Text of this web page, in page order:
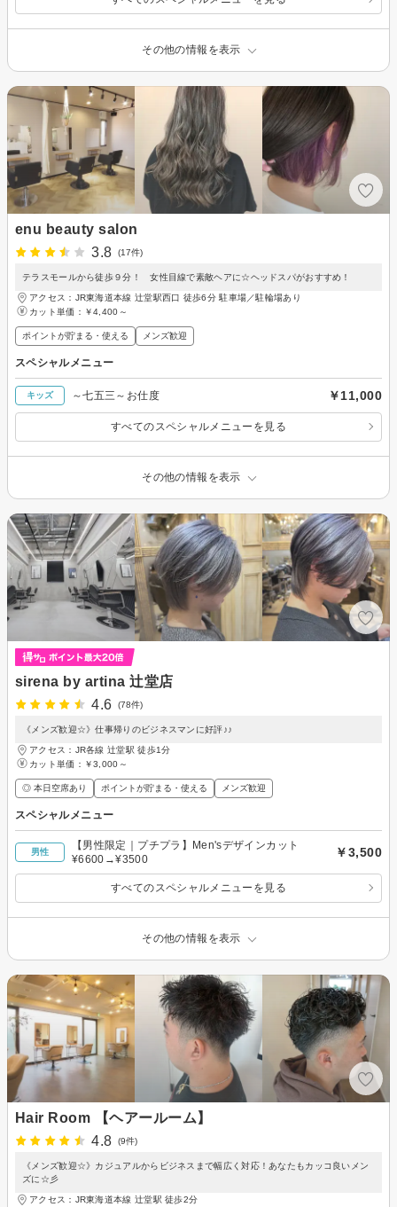
その他の情報を表示
enu beauty salon
3.8
(17件)
テラスモールから徒歩９分！ 女性目線で素敵ヘアに☆ヘッドスパがおすすめ！
アクセス：JR東海道本線 辻堂駅西口 徒歩6分 駐車場／駐輪場あり
カット単価： ￥4,400～
ポイントが貯まる・使える メンズ歓迎
スペシャルメニュー
キッズ ～七五三～お仕度 ￥11,000
すべてのスペシャルメニューを見る
その他の情報を表示
sirena by artina 辻堂店
4.6
(78件)
《メンズ歓迎☆》仕事帰りのビジネスマンに好評♪♪
アクセス：JR各線 辻堂駅 徒歩1分
カット単価： ￥3,000～
◎ 本日空席あり ポイントが貯まる・使える メンズ歓迎
スペシャルメニュー
男性
【男性限定｜プチプラ】Men'sデザインカット
¥6600→¥3500
￥3,500
すべてのスペシャルメニューを見る
その他の情報を表示
Hair Room 【ヘアールーム】
4.8
(9件)
《メンズ歓迎☆》カジュアルからビジネスまで幅広く対応！あなたもカッコ良いメン
ズに☆彡
アクセス：JR東海道本線 辻堂駅 徒歩2分